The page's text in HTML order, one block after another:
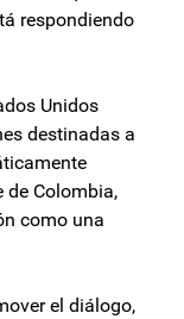
respondiendo
Unidos
destinadas a
de Colombia,
como una
el diálogo,